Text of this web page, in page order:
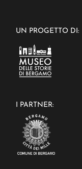
UN PROGETTO DI:
I PARTNER: